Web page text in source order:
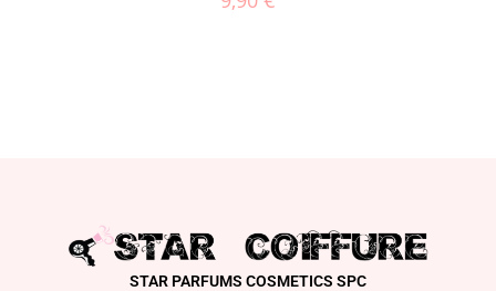
STAR PARFUMS COSMETICS SPC